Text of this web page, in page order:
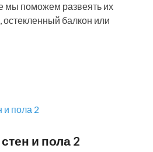
мы поможем развеять их
балкон или
и пола 2